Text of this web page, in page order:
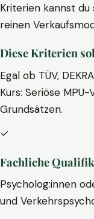
Kriterien kannst du
reinen
Diese Kriterien
Egal ob TÜV,
Kurs: Seriöse
Grundsätzen.
✓
Fachliche
Psycholog:innen
und